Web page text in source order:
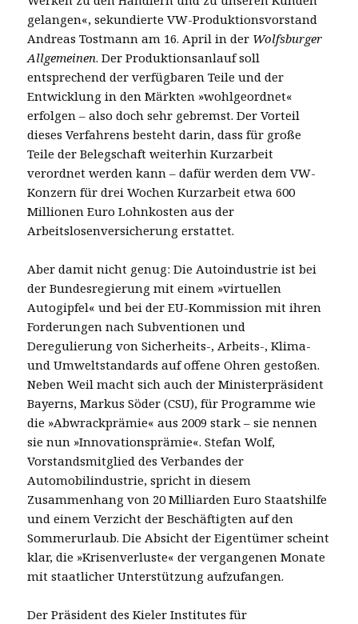
gelangen«, sekundierte VW-Produktionsvorstand
Andreas Tostmann am 16. April in der Wolfsburger
Allgemeinen. Der Produktionsanlauf soll
entsprechend der verfügbaren Teile und der
Entwicklung in den Märkten »wohlgeordnet«
erfolgen – also doch sehr gebremst. Der Vorteil
dieses Verfahrens besteht darin, dass für große
Teile der Belegschaft weiterhin Kurzarbeit
verordnet werden kann – dafür werden dem VW-
Konzern für drei Wochen Kurzarbeit etwa 600
Millionen Euro Lohnkosten aus der
Arbeitslosenversicherung erstattet.
Aber damit nicht genug: Die Autoindustrie ist bei
der Bundesregierung mit einem »virtuellen
Autogipfel« und bei der EU-Kommission mit ihren
Forderungen nach Subventionen und
Deregulierung von Sicherheits-, Arbeits-, Klima-
und Umweltstandards auf offene Ohren gestoßen.
Neben Weil macht sich auch der Ministerpräsident
Bayerns, Markus Söder (CSU), für Programme wie
die »Abwrackprämie« aus 2009 stark – sie nennen
sie nun »Innovationsprämie«. Stefan Wolf,
Vorstandsmitglied des Verbandes der
Automobilindustrie, spricht in diesem
Zusammenhang von 20 Milliarden Euro Staatshilfe
und einem Verzicht der Beschäftigten auf den
Sommerurlaub. Die Absicht der Eigentümer scheint
klar, die »Krisenverluste« der vergangenen Monate
mit staatlicher Unterstützung aufzufangen.
Der Präsident des Kieler Institutes für